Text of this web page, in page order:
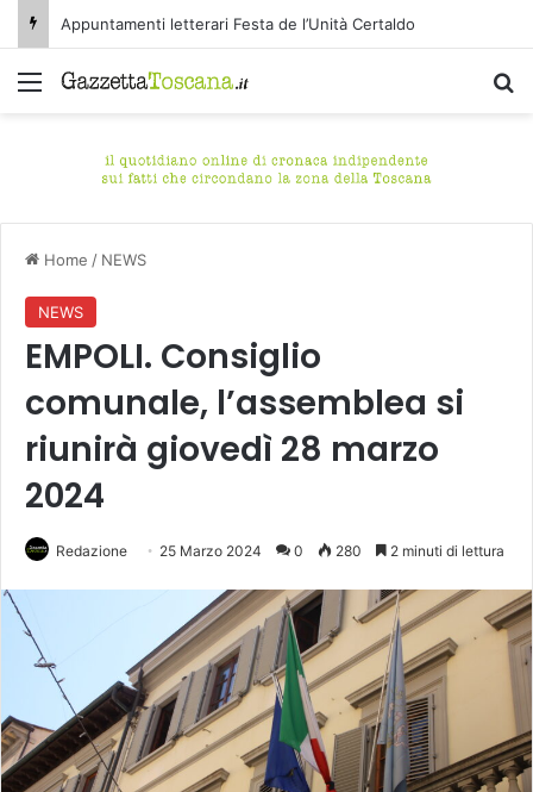
Appuntamenti letterari Festa de l’Unità Certaldo
Menu
Home / NEWS
NEWS
EMPOLI. Consiglio
comunale, l’assemblea si
riunirà giovedì 28 marzo
2024
Redazione 25 Marzo 2024 0 280 2 minuti di lettura